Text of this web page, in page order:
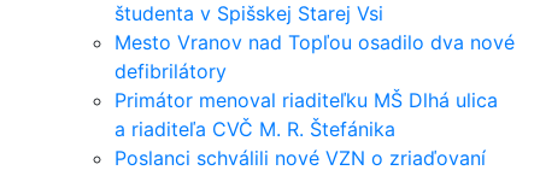
študenta v Spišskej Starej Vsi
Mesto Vranov nad Topľou osadilo dva nové
defibrilátory
Primátor menoval riaditeľku MŠ Dlhá ulica
a riaditeľa CVČ M. R. Štefánika
Poslanci schválili nové VZN o zriaďovaní